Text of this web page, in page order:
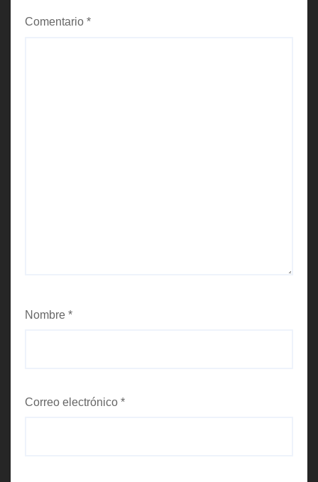
Comentario *
Nombre *
Correo electrónico *